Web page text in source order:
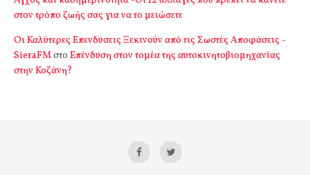
στον τρόπο ζωής σας για να το μειώσετε
Οι Καλύτερες Επενδύσεις Ξεκινούν από τις Σωστές Αποφάσεις -
SieraFMστο Επένδυση στον τομέα της αυτοκινητοβιομηχανίας
στην Κοζάνη?